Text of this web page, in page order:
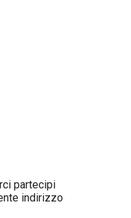
partecipi
indirizzo